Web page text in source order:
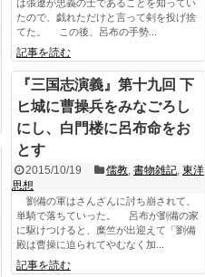
は張遼が忠義の士であることを知ってい
たので、戯れただけと言って剣を投げ捨
てた。 この後、呂布の手勢...
記事を読む
『三国志演義』第十九回 下
ヒ城に曹操兵をみなごろし
にし、白門楼に呂布命をお
とす
2015/10/19 儒教 ,書物雑記 ,東洋
思想
劉備の軍はさんざんに討ち崩されて、
単騎で落ちていった。 呂布が劉備の家
に駆けつけると、糜竺が出迎えて「劉備
殿は曹操に迫られてやむなく加...
記事を読む